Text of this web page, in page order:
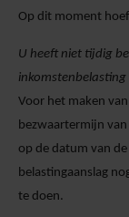
Op dit moment
U heeft niet tijdig
Voor het maken
bezwaartermijn
op de datum van
belastingaanslag
te doen.